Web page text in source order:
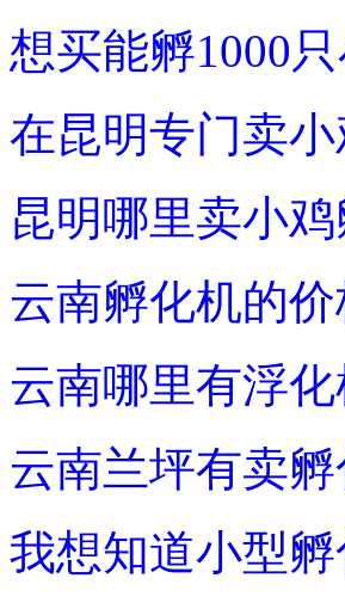
想买能孵1000
在昆明专门卖
昆明哪里卖小
云南孵化机的
云南哪里有浮化
云南兰坪有卖孵
我想知道小型